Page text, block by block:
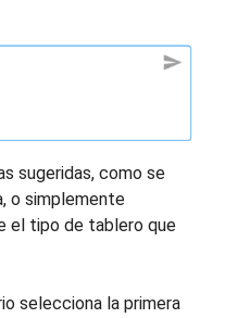
sugeridas, como se
o simplemente
el tipo de tablero que
selecciona la primera